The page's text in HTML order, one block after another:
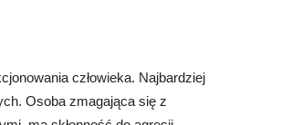
człowieka. Najbardziej
Osoba zmagająca się z